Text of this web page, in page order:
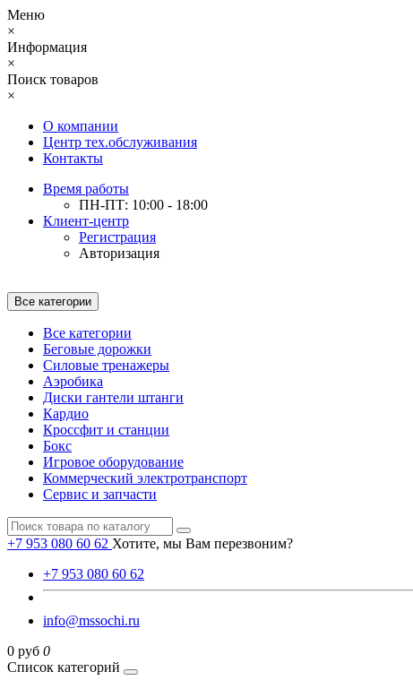
Меню
×
Информация
×
Поиск товаров
×
О компании
Центр тех.обслуживания
Контакты
Время работы
ПН-ПТ: 10:00 - 18:00
Клиент-центр
Регистрация
Авторизация
Все категории
Все категории
Беговые дорожки
Силовые тренажеры
Аэробика
Диски гантели штанги
Кардио
Кроссфит и станции
Бокс
Игровое оборудование
Коммерческий электротранспорт
Сервис и запчасти
+7 953 080 60 62 Хотите, мы Вам перезвоним?
+7 953 080 60 62
info@mssochi.ru
0 руб 0
Список категорий